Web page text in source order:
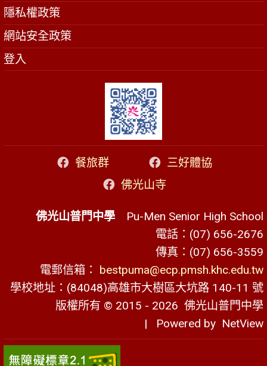
隱私權政策
網站安全政策
登入
餐旅群
三好體協
佛光山寺
佛光山普門中學 Pu-Men Senior High School
電話：(07) 656-2676
傳真：(07) 656-3559
電郵信箱： bestpuma@ecp.pmsh.khc.edu.tw
學校地址：(84048)高雄市大樹區大坑路 140-11 號
版權所有 © 2015 - 2026 佛光山普門中學
| Powered by NetView